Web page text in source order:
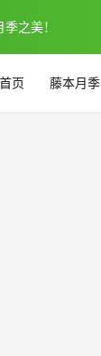
之美！
首页 藤本月季